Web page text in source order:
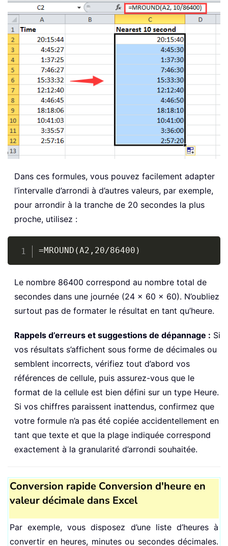
Dans ces formules, vous pouvez facilement adapter
l’intervalle d’arrondi à d’autres valeurs, par exemple,
pour arrondir à la tranche de 20 secondes la plus
proche, utilisez :
=MROUND(A2,20/86400)
Le nombre 86400 correspond au nombre total de
secondes dans une journée (24 × 60 × 60). N’oubliez
surtout pas de formater le résultat en tant qu’heure.
Rappels d’erreurs et suggestions de dépannage : Si
vos résultats s’affichent sous forme de décimales ou
semblent incorrects, vérifiez tout d’abord vos
références de cellule, puis assurez-vous que le
format de la cellule est bien défini sur un type Heure.
Si vos chiffres paraissent inattendus, confirmez que
votre formule n’a pas été copiée accidentellement en
tant que texte et que la plage indiquée correspond
exactement à la granularité d’arrondi souhaitée.
Conversion rapide Conversion d'heure en
valeur décimale dans Excel
Par exemple, vous disposez d’une liste d’heures à
convertir en heures, minutes ou secondes décimales.